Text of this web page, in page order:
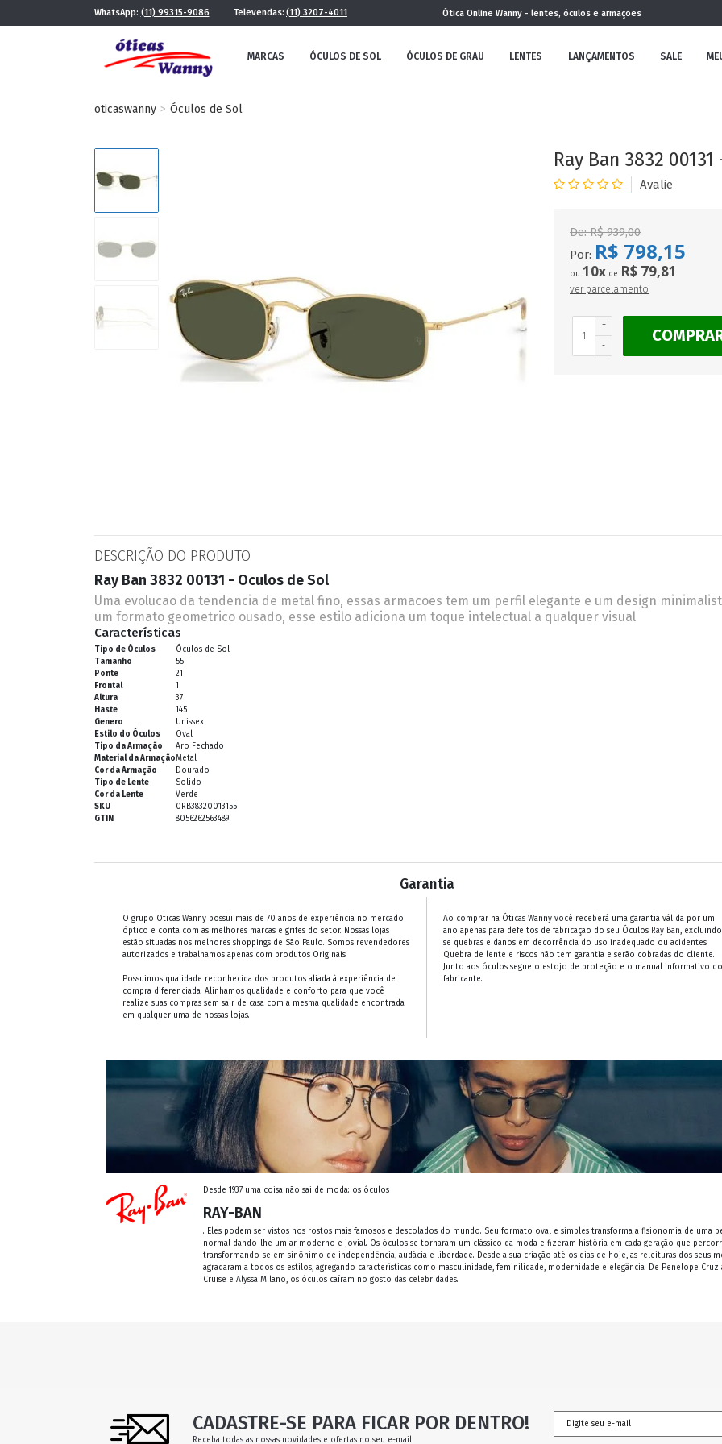
WhatsApp: (11) 99315-9086 Televendas: (11) 3207-4011 Ótica Online Wanny - lentes, óculos e armações
MARCAS ÓCULOS DE SOL ÓCULOS DE GRAU LENTES LANÇAMENTOS SALE
MASCULINO
COLEÇÃO
FUTURISTA REDONDOS CLÁSSICO
oticaswanny Óculos de Sol
Ray Ban 3832
De:R$ 939,00
Por: R$ 798,15
ou 10x de R$ 79,81
ver parcelamento
+
-
DESCRIÇÃO DO PRODUTO
Ray Ban 3832 00131 - Oculos de Sol
Uma evolucao da tendencia de metal fino, essas armacoes tem um perfil elegante e um design
um formato geometrico ousado, esse estilo adiciona um toque intelectual a qualquer visual
Características
Tipo de Óculos
Óculos de Sol
Tamanho
55
Ponte
21
Frontal
1
Altura
37
Haste
145
Genero
Unissex
Estilo do Óculos
Oval
Tipo da Armação
Aro Fechado
Material da ArmaçãoMetal
Cor da Armação
Dourado
Tipo de Lente
Solido
Cor da Lente
Verde
SKU
0RB38320013155
GTIN
8056262563489
Garantia
O grupo Oticas Wanny possui mais de 70 anos de experiência no mercado
óptico e conta com as melhores marcas e grifes do setor. Nossas lojas
estão situadas nos melhores shoppings de São Paulo. Somos revendedores
autorizados e trabalhamos apenas com produtos Originais!
Possuimos qualidade reconhecida dos produtos aliada à experiência de
compra diferenciada. Alinhamos qualidade e conforto para que você
realize suas compras sem sair de casa com a mesma qualidade encontrada
em qualquer uma de nossas lojas.
Ao comprar na Óticas Wanny você receberá uma garantia válida por um
ano apenas para defeitos de fabricação do seu Óculos Ray Ban,
se quebras e danos em decorrência do uso inadequado ou acidentes.
Quebra de lente e riscos não tem garantia e serão cobradas do cliente.
Junto aos óculos segue o estojo de proteção e o manual informativo do
fabricante.
Desde 1937 uma coisa não sai de moda: os óculos
RAY-BAN
. Eles podem ser vistos nos rostos mais famosos e descolados do mundo. Seu formato oval e simples transforma a fisionomia de uma
normal dando-lhe um ar moderno e jovial. Os óculos se tornaram um clássico da moda e fizeram história em cada geração que
transformando-se em sinônimo de independência, audácia e liberdade. Desde a sua criação até os dias de hoje, as releituras dos seus
agradaram a todos os estilos, agregando características como masculinidade, feminilidade, modernidade e elegância. De Penelope Cruz
Cruise e Alyssa Milano, os óculos caíram no gosto das celebridades.
CADASTRE-SE PARA FICAR POR DENTRO!
Receba todas as nossas novidades e ofertas no seu e-mail